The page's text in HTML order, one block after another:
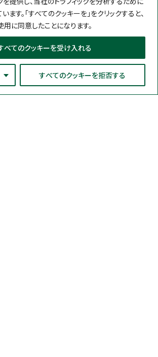
ます。「すべてのクッキーを」をクリックすると、
に同意したことになります。
すべてのクッキーを拒否する
べてのクッキーを受け入れる